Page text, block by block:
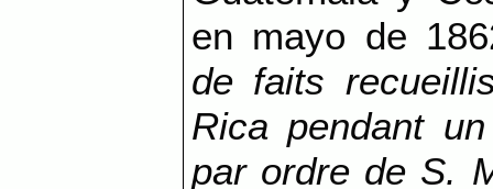
en mayo de
de faits
Rica pendant
par ordre de S.